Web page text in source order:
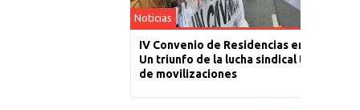
Noticias
IV Convenio de Residencias en La Rioja:
Un triunfo de la lucha sindical tras un año
de movilizaciones